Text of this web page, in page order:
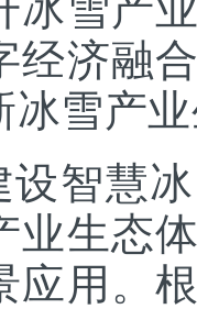
经济融
冰雪产
设智慧
业生态
应用。